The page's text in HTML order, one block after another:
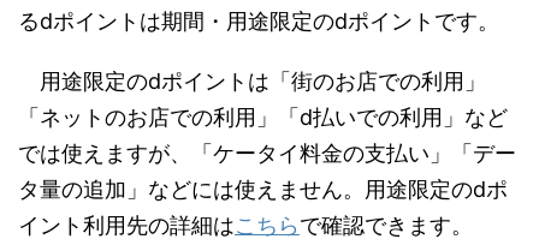
るdポイントは期間・用途限定のdポイントです。
用途限定のdポイントは「街のお店での利用」
「ネットのお店での利用」「d払いでの利用」など
では使えますが、「ケータイ料金の支払い」「デー
タ量の追加」などには使えません。用途限定のdポ
イント利用先の詳細はこちらで確認できます。